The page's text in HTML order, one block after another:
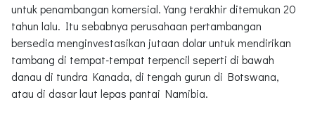
untuk penambangan komersial. Yang terakhir ditemukan 20
tahun lalu. Itu sebabnya perusahaan pertambangan
bersedia menginvestasikan jutaan dolar untuk mendirikan
tambang di tempat-tempat terpencil seperti di bawah
danau di tundra Kanada, di tengah gurun di Botswana,
atau di dasar laut lepas pantai Namibia.